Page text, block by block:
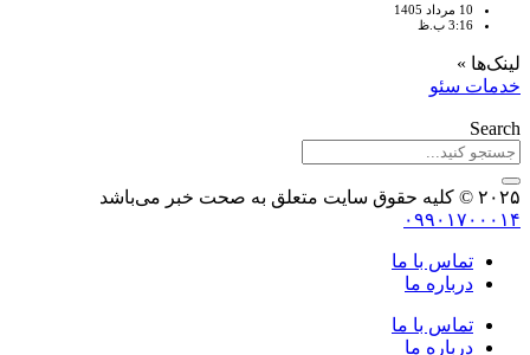
10 مرداد 1405
3:16 ب.ظ
لینک‌ها »
خدمات سئو
Search
۲۰۲۵ © کلیه حقوق سایت متعلق به صحت خبر می‌باشد
۰۹۹۰۱۷۰۰۰۱۴
تماس با ما
درباره ما
تماس با ما
درباره ما